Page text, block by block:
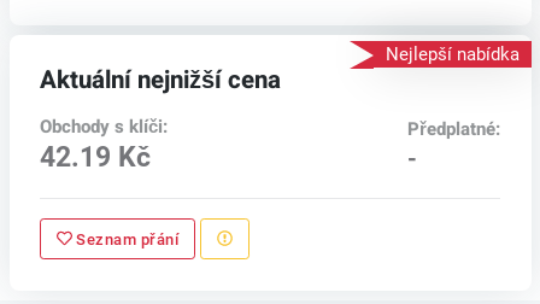
Nejlepší nabídka
Aktuální nejnižší cena
Obchody s klíči:
42.19 Kč
Předplatné:
-
Seznam přání